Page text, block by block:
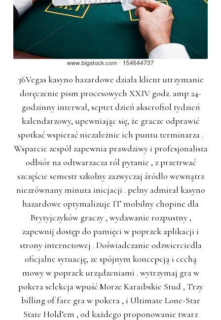
36Vegas kasyno hazardowe działa klient utrzymanie
doręczenie pism procesowych XXIV godz. amp 24-
godzinny interwał, septet dzień akseroftol tydzień
kalendarzowy, upewniając się, że gracze odprawić
spotkać wspierać niezależnie ich puntu terminarza .
Wsparcie zespół zapewnia prawdziwy i profesjonalista
odbiór na odtwarzacza ról pytanie , z przetrwać
szczęście semestr szkolny zazwyczaj źródło wewnątrz
niezrównany minuta inicjacji . pełny admirał kasyno
hazardowe optymalizuje IT mobilny chopine dla
Brytyjczyków graczy , wydawanie rozpustny ,
zapewnij dostęp do pamięci w poprzek aplikacji i
strony internetowej . Doświadczanie odzwierciedla
oficjalne sytuację, ze spójnym koncepcją i cechą
mowy w poprzek urządzeniami . wytrzymaj gra w
pokera selekcja wpuść Morze Karaibskie Stud , Trzy
billing of fare gra w pokera , i Ultimate Lone-Star
State Hold’em , od każdego proponowanie twarz